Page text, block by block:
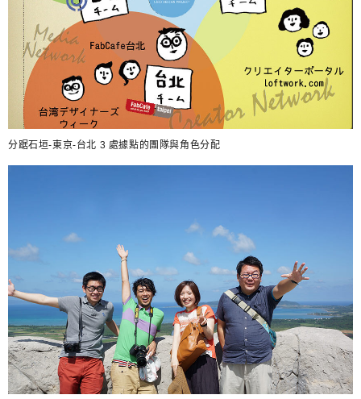
分踞石垣-東京-台北 3 處據點的團隊與角色分配